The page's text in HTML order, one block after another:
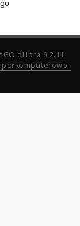
dLibra 6.2.11